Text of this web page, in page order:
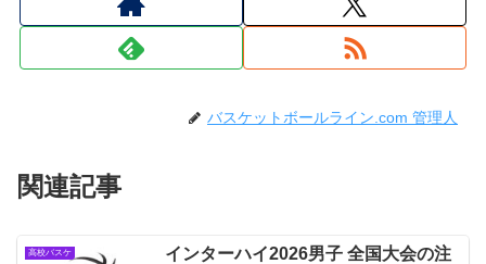
バスケットボールライン.com 管理人
関連記事
高校バスケ
インターハイ2026男子 全国大会の注